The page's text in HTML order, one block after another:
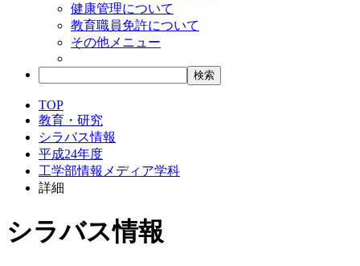
健康管理について
教育職員免許について
その他メニュー
TOP
教育・研究
シラバス情報
平成24年度
工学部情報メディア学科
詳細
シラバス情報